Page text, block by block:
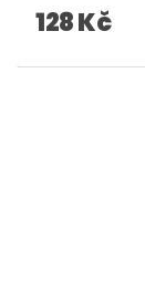
128 Kč